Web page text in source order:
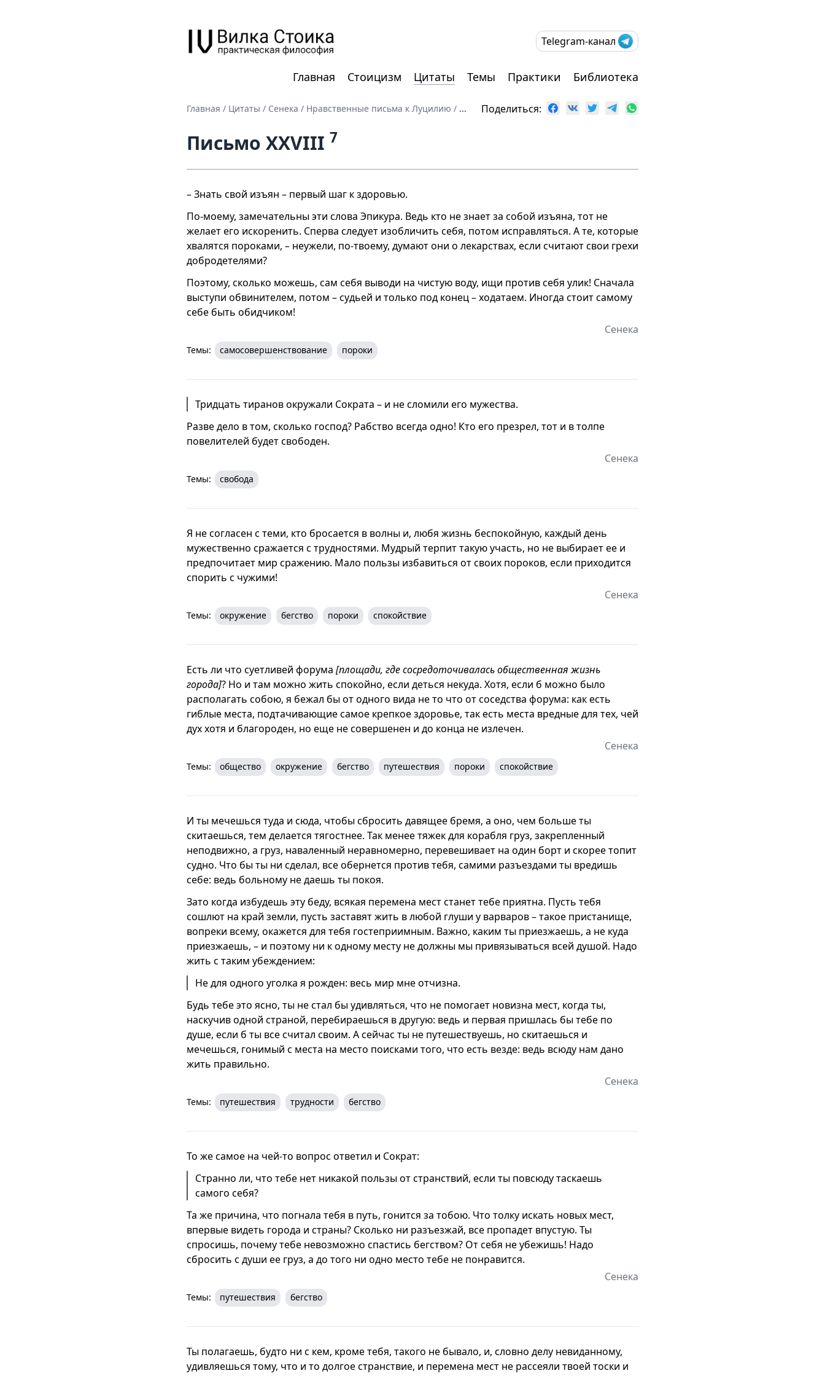
Telegram-канал
Главная Стоицизм Цитаты Темы Практики Библиотека
Главная / Цитаты / Сенека / Нравственные письма к Луцилию / ... Поделиться:
Письмо XXVIII 7
– Знать свой изъян – первый шаг к здоровью.
По-моему, замечательны эти слова Эпикура. Ведь кто не знает за собой изъяна, тот не
желает его искоренить. Сперва следует изобличить себя, потом исправляться. А те, которые
хвалятся пороками, – неужели, по-твоему, думают они о лекарствах, если считают свои грехи
добродетелями?
Поэтому, сколько можешь, сам себя выводи на чистую воду, ищи против себя улик! Сначала
выступи обвинителем, потом – судьей и только под конец – ходатаем. Иногда стоит самому
себе быть обидчиком!
Сенека
Темы: самосовершенствование пороки
Тридцать тиранов окружали Сократа – и не сломили его мужества.
Разве дело в том, сколько господ? Рабство всегда одно! Кто его презрел, тот и в толпе
повелителей будет свободен.
Сенека
Темы: свобода
Я не согласен с теми, кто бросается в волны и, любя жизнь беспокойную, каждый день
мужественно сражается с трудностями. Мудрый терпит такую участь, но не выбирает ее и
предпочитает мир сражению. Мало пользы избавиться от своих пороков, если приходится
спорить с чужими!
Сенека
Темы: окружение бегство пороки спокойствие
Есть ли что суетливей форума [площади, где сосредоточивалась общественная жизнь
города]? Но и там можно жить спокойно, если деться некуда. Хотя, если б можно было
располагать собою, я бежал бы от одного вида не то что от соседства форума: как есть
гиблые места, подтачивающие самое крепкое здоровье, так есть места вредные для тех, чей
дух хотя и благороден, но еще не совершенен и до конца не излечен.
Сенека
Темы: общество окружение бегство путешествия пороки спокойствие
И ты мечешься туда и сюда, чтобы сбросить давящее бремя, а оно, чем больше ты
скитаешься, тем делается тягостнее. Так менее тяжек для корабля груз, закрепленный
неподвижно, а груз, наваленный неравномерно, перевешивает на один борт и скорее топит
судно. Что бы ты ни сделал, все обернется против тебя, самими разъездами ты вредишь
себе: ведь больному не даешь ты покоя.
Зато когда избудешь эту беду, всякая перемена мест станет тебе приятна. Пусть тебя
сошлют на край земли, пусть заставят жить в любой глуши у варваров – такое пристанище,
вопреки всему, окажется для тебя гостеприимным. Важно, каким ты приезжаешь, а не куда
приезжаешь, – и поэтому ни к одному месту не должны мы привязываться всей душой. Надо
жить с таким убеждением:
Не для одного уголка я рожден: весь мир мне отчизна.
Будь тебе это ясно, ты не стал бы удивляться, что не помогает новизна мест, когда ты,
наскучив одной страной, перебираешься в другую: ведь и первая пришлась бы тебе по
душе, если б ты все считал своим. А сейчас ты не путешествуешь, но скитаешься и
мечешься, гонимый с места на место поисками того, что есть везде: ведь всюду нам дано
жить правильно.
Сенека
Темы: путешествия трудности бегство
То же самое на чей-то вопрос ответил и Сократ:
Странно ли, что тебе нет никакой пользы от странствий, если ты повсюду таскаешь
самого себя?
Та же причина, что погнала тебя в путь, гонится за тобою. Что толку искать новых мест,
впервые видеть города и страны? Сколько ни разъезжай, все пропадет впустую. Ты
спросишь, почему тебе невозможно спастись бегством? От себя не убежишь! Надо
сбросить с души ее груз, а до того ни одно место тебе не понравится.
Сенека
Темы: путешествия бегство
Ты полагаешь, будто ни с кем, кроме тебя, такого не бывало, и, словно делу невиданному,
удивляешься тому, что и то долгое странствие, и перемена мест не рассеяли твоей тоски и